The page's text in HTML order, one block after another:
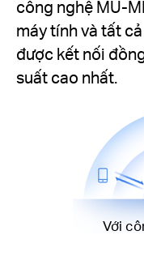
công nghệ MU-
máy tính và tất
được kết nối
suất cao nhất.
Với